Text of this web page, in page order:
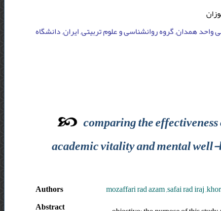
واحد همدان, گروه روانشناسی و علوم تربیتی, ایران, دانشگاه
comparing the
academic vitality and mental
Authors
mozaffari rad azam ,safai rad iraj
Abstract